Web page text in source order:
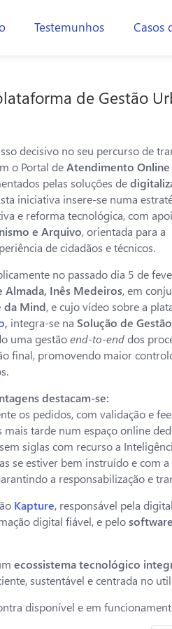
Testemunhos Casos
de Gestão
decisivo no seu percurso de
o Portal deAtendimento Online
pelas soluções de
iniciativa insere-se numa
e reforma tecnológica, com
e Arquivo, orientada para a
de cidadãos e técnicos.
no passado dia 5 de
Almada, Inês Medeiros, em
da Mind, e cujo vídeo sobre a
, integra-se na Solução de Gestão
uma gestãoend-to-enddos
final, promovendo maior
destacam-se:
os pedidos, com validação e
tarde num espaço online
siglas com recurso a
se estiver bem instruído e com a
a responsabilização e
Kapture, responsável pela
digital fiável, e pelosoftware
ecossistema tecnológico
sustentável e centrada no
disponível e em